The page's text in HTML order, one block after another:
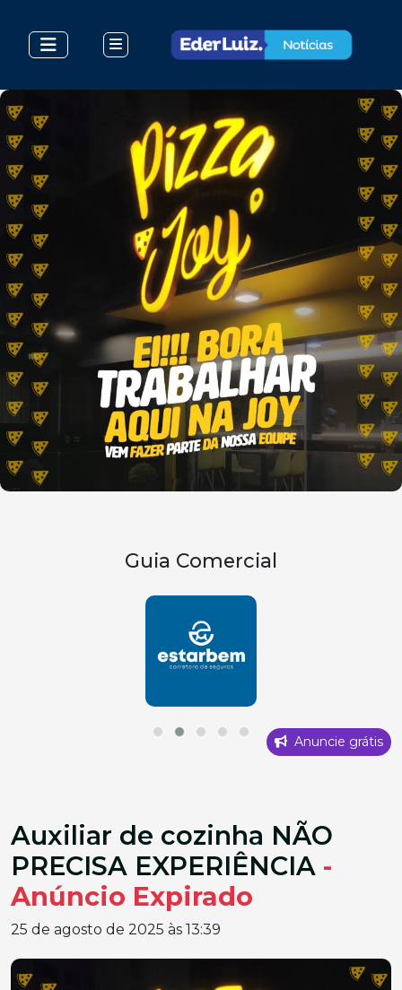
Guia Comercial
Anuncie grátis
Auxiliar de cozinha NÃO
PRECISA EXPERIÊNCIA -
Anúncio Expirado
25 de agosto de 2025 às 13:39